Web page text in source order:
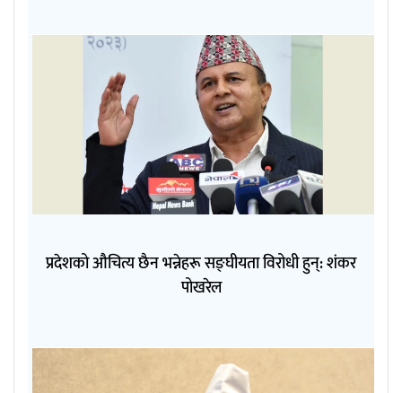
प्रदेशको औचित्य छैन भन्नेहरू सङ्घीयता विरोधी हुन्: शंकर
पोखरेल